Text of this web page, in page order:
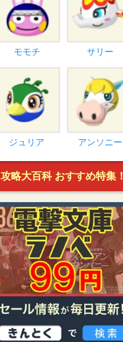
モモチ サリー
ジュリア アンソニー
攻略大百科 おすすめ特集！